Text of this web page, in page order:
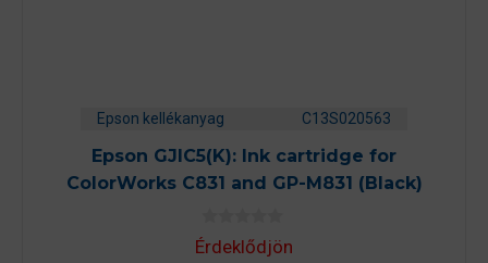
Epson kellékanyag C13S020563
Epson GJIC5(K): Ink cartridge for
ColorWorks C831 and GP-M831 (Black)
0
a
Érdeklődjön